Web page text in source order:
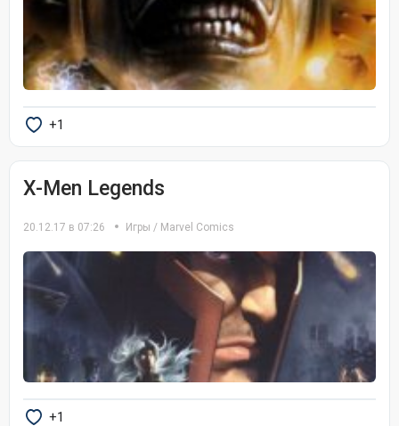
+1
X-Men Legends
20.12.17 в 07:26 Игры / Marvel Comics
+1